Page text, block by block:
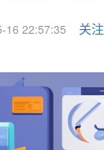
16 22:57:35 关注